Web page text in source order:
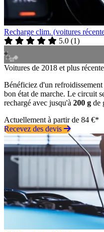
Recharge clim. (voitures
5.0 (1)
Voitures de 2018 et plus
Bénéficiez d'un
bon état de marche. Le circuit
rechargé avec jusqu'à 200 g de
Actuellement à partir de 84 €*
Recevez des devis